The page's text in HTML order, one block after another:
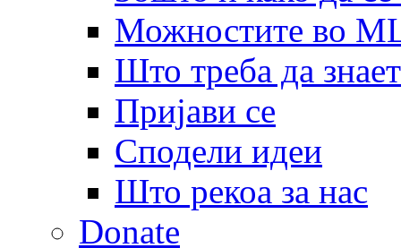
Можностите во
Што треба да
Пријави се
Сподели идеи
Што рекоа за нас
Donate